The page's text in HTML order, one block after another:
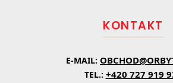
KONTAKT
E-MAIL:
TEL.: +420 727 919